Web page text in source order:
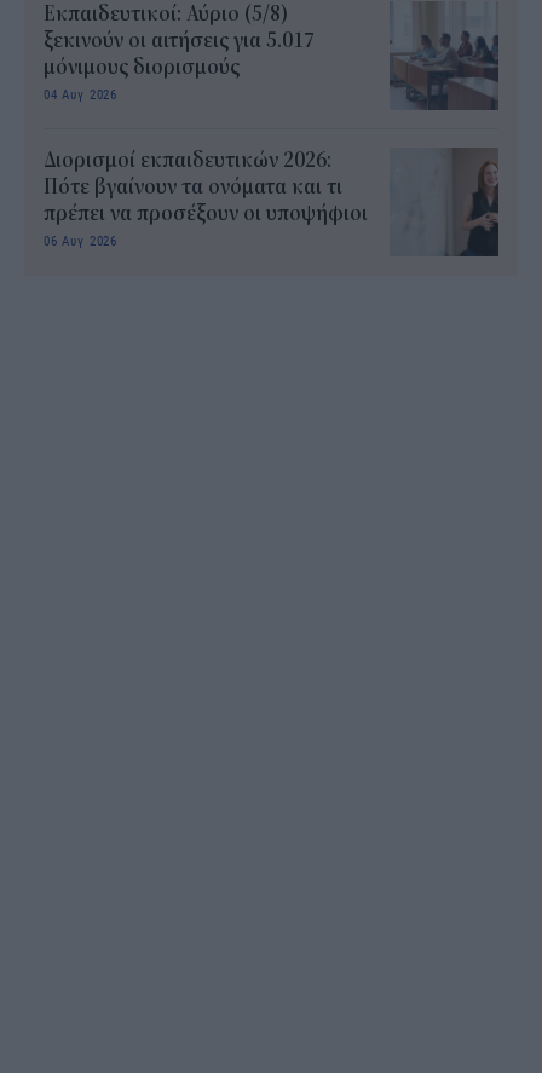
Εκπαιδευτικοί: Αύριο (5/8)
ξεκινούν οι αιτήσεις για 5.017
μόνιμους διορισμούς
04 Αυγ 2026
Διορισμοί εκπαιδευτικών 2026:
Πότε βγαίνουν τα ονόματα και τι
πρέπει να προσέξουν οι υποψήφιοι
06 Αυγ 2026